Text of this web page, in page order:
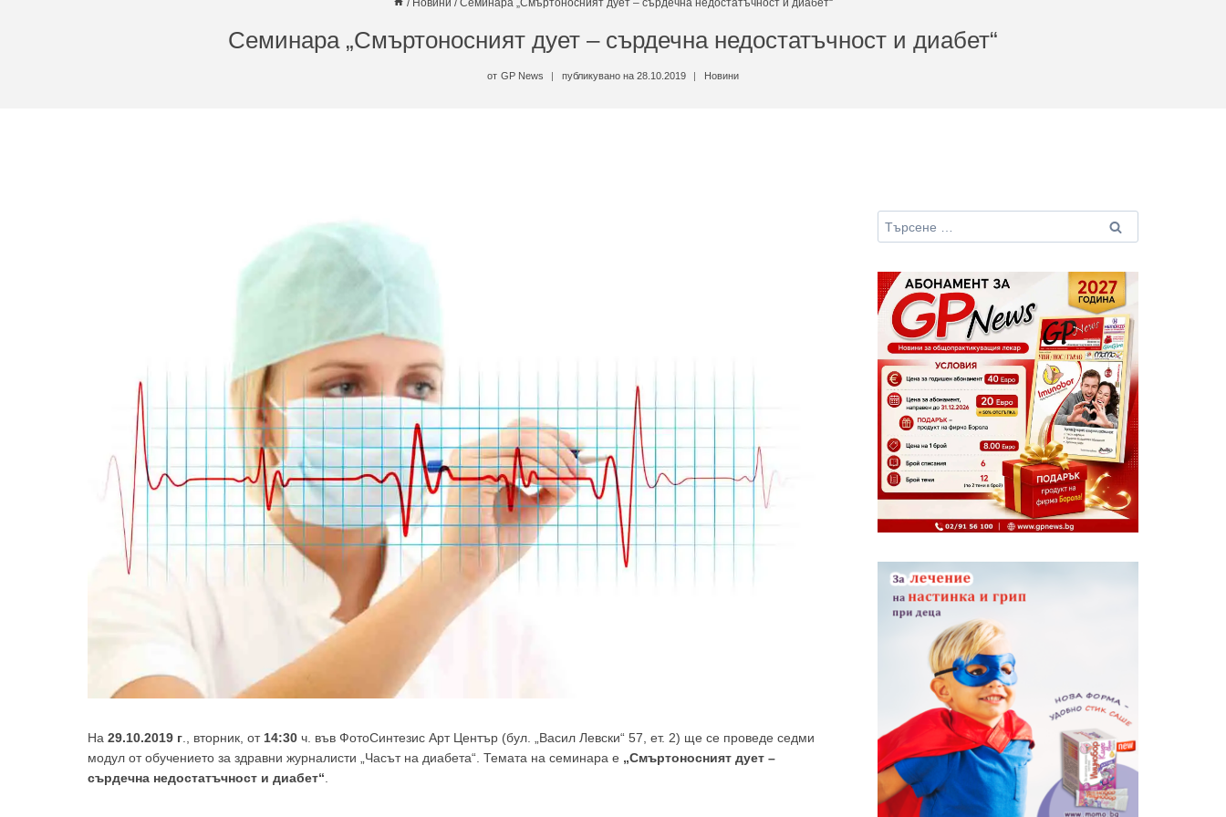
/ Новини / Семинара „Смъртоносният дует – сърдечна недостатъчност и диабет“
Семинара „Смъртоносният дует – сърдечна недостатъчност и диабет“
от GP News публикувано на 28.10.2019 Новини
На 29.10.2019 г ., вторник, от 14:30 ч. във ФотоСинтезис Арт Център (бул. „Васил Левски“ 57, ет. 2) ще се проведе седми
модул от обучението за здравни журналисти „Часът на диабета“. Темата на семинара е „Смъртоносният дует –
сърдечна недостатъчност и диабет“
Търсене
за: